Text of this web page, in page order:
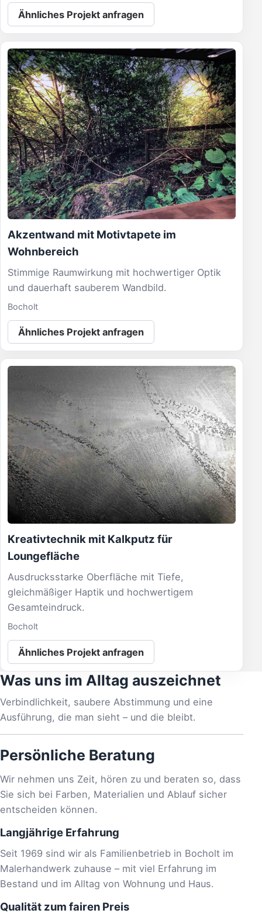
Ähnliches Projekt anfragen
Akzentwand mit Motivtapete im
Wohnbereich
Stimmige Raumwirkung mit hochwertiger Optik
und dauerhaft sauberem Wandbild.
Bocholt
Ähnliches Projekt anfragen
Kreativtechnik mit Kalkputz für
Loungefläche
Ausdrucksstarke Oberfläche mit Tiefe,
gleichmäßiger Haptik und hochwertigem
Gesamteindruck.
Bocholt
Ähnliches Projekt anfragen
Was uns im Alltag auszeichnet
Verbindlichkeit, saubere Abstimmung und eine
Ausführung, die man sieht – und die bleibt.
Persönliche Beratung
Wir nehmen uns Zeit, hören zu und beraten so, dass
Sie sich bei Farben, Materialien und Ablauf sicher
entscheiden können.
Langjährige Erfahrung
Seit 1969 sind wir als Familienbetrieb in Bocholt im
Malerhandwerk zuhause – mit viel Erfahrung im
Bestand und im Alltag von Wohnung und Haus.
Qualität zum fairen Preis